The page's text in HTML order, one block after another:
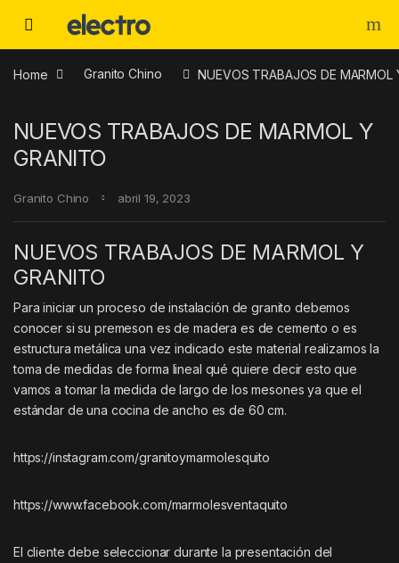
Home Granito Chino NUEVOS TRABAJOS DE MARMOL
NUEVOS TRABAJOS DE MARMOL Y
GRANITO
Granito Chino abril 19, 2023
NUEVOS TRABAJOS DE MARMOL Y
GRANITO
Para iniciar un proceso de instalación de granito debemos
conocer si su premeson es de madera es de cemento o es
estructura metálica una vez indicado este material realizamos la
toma de medidas de forma lineal qué quiere decir esto que
vamos a tomar la medida de largo de los mesones ya que el
estándar de una cocina de ancho es de 60 cm.
https://instagram.com/granitoymarmolesquito
https://www.facebook.com/marmolesventaquito
El cliente debe seleccionar durante la presentación del